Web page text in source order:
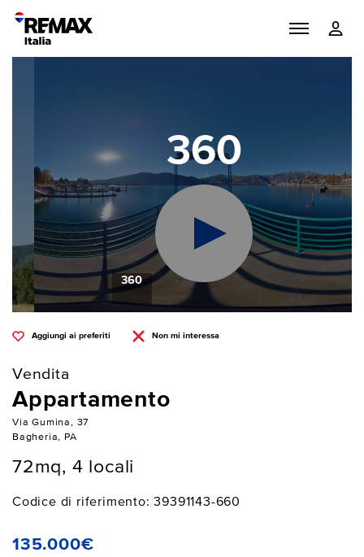
360
360
Aggiungi ai preferiti Non mi interessa
Vendita
Appartamento
Via Gumina, 37
Bagheria, PA
72mq, 4 locali
Codice di riferimento: 39391143-660
135.000€